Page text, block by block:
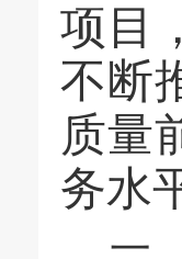
项目
不断
质量
务水